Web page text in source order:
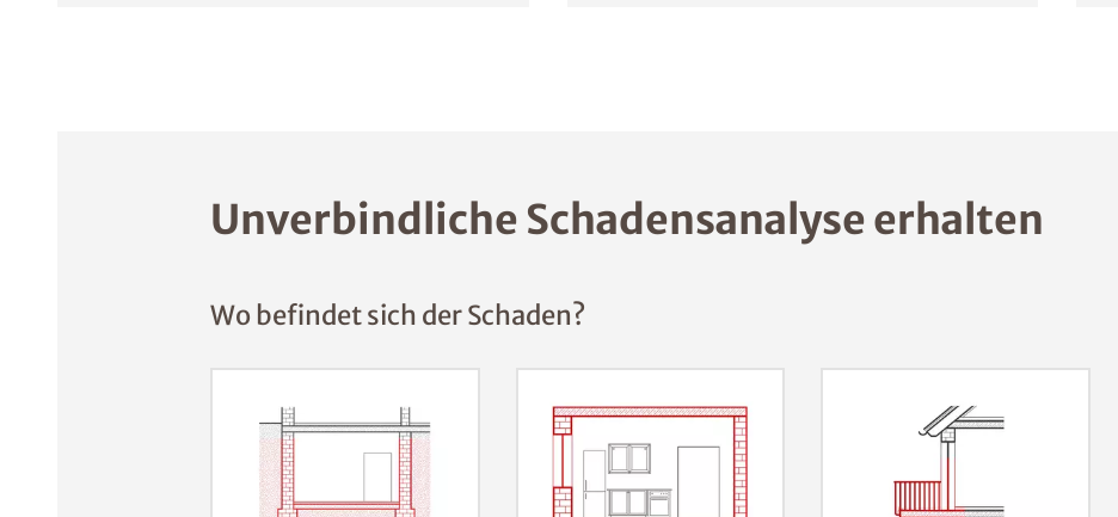
Unverbindliche Schadensanalyse erhalten
Wo befindet sich der Schaden?